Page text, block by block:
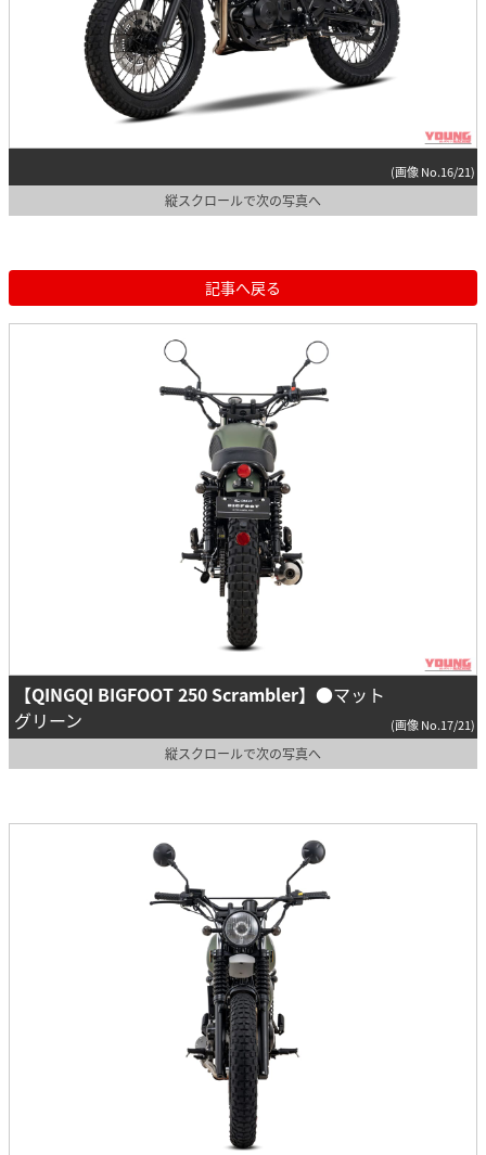
(画像 No.16/21)
縦スクロールで次の写真へ
記事へ戻る
【QINGQI BIGFOOT 250 Scrambler】 ●マット
グリーン
(画像 No.17/21)
縦スクロールで次の写真へ